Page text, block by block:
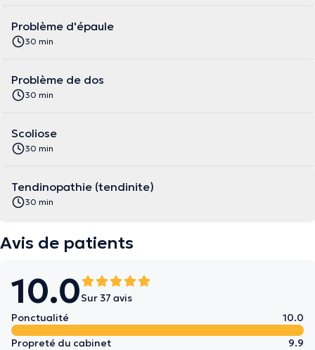
Problème d'épaule
30 min
Problème de dos
30 min
Scoliose
30 min
Tendinopathie (tendinite)
30 min
Avis de patients
10.0Sur 37 avis
Ponctualité
10.0
Propreté du cabinet
9.9